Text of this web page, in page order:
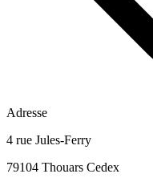
Adresse
4 rue Jules-Ferry
79104 Thouars Cedex